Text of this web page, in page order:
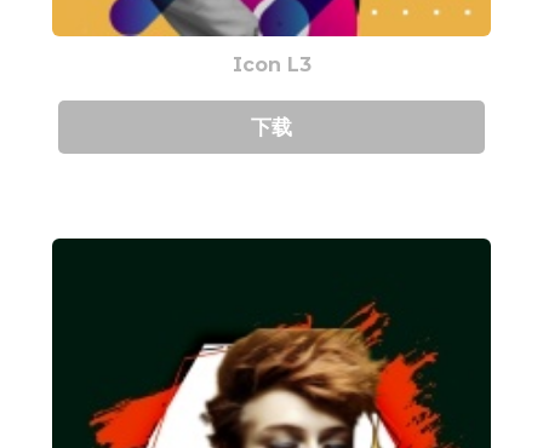
Icon L3
下载